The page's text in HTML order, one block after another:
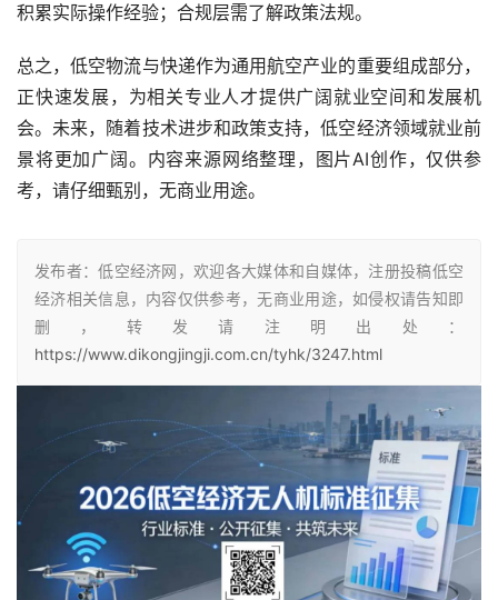
积累实际操作经验；合规层需了解政策法规。
总之，低空物流与快递作为通用航空产业的重要组成部分，
正快速发展，为相关专业人才提供广阔就业空间和发展机
会。未来，随着技术进步和政策支持，低空经济领域就业前
景将更加广阔。 内容来源网络整理，图片AI创作，仅供参
考，请仔细甄别，无商业用途。
发布者：低空经济网，欢迎各大媒体和自媒体，注册投稿低空
经济相关信息，内容仅供参考，无商业用途，如侵权请告知即
删，转发请注明出处：
https://www.dikongjingji.com.cn/tyhk/3247.html